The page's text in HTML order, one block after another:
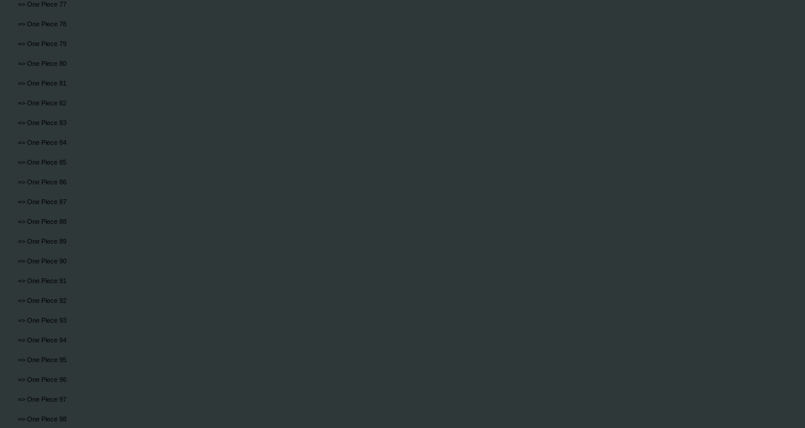
=> One Piece 77
=> One Piece 78
=> One Piece 79
=> One Piece 80
=> One Piece 81
=> One Piece 82
=> One Piece 83
=> One Piece 84
=> One Piece 85
=> One Piece 86
=> One Piece 87
=> One Piece 88
=> One Piece 89
=> One Piece 90
=> One Piece 91
=> One Piece 92
=> One Piece 93
=> One Piece 94
=> One Piece 95
=> One Piece 96
=> One Piece 97
=> One Piece 98